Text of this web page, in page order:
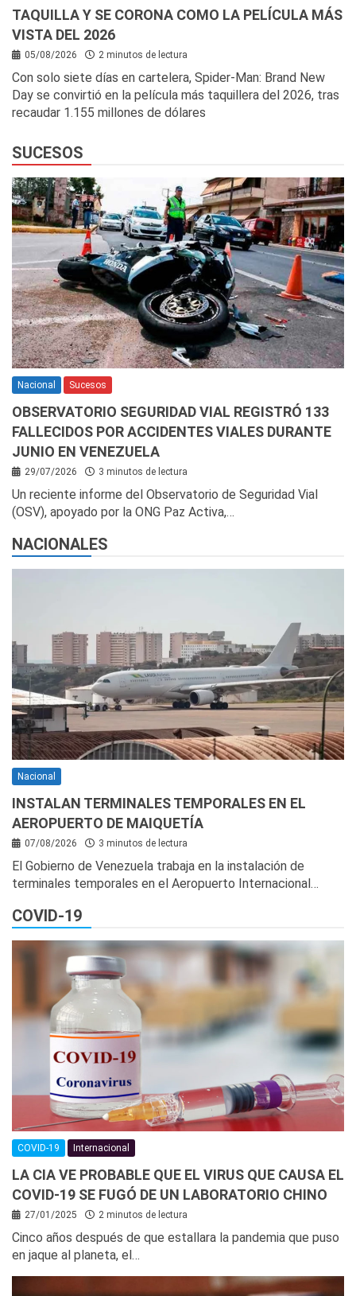
TAQUILLA Y SE CORONA COMO LA PELÍCULA MÁS
VISTA DEL 2026
05/08/2026 2 minutos de lectura
Con solo siete días en cartelera, Spider-Man: Brand New
Day se convirtió en la película más taquillera del 2026, tras
recaudar 1.155 millones de dólares
SUCESOS
Nacional Sucesos
OBSERVATORIO SEGURIDAD VIAL REGISTRÓ 133
FALLECIDOS POR ACCIDENTES VIALES DURANTE
JUNIO EN VENEZUELA
29/07/2026 3 minutos de lectura
Un reciente informe del Observatorio de Seguridad Vial
(OSV), apoyado por la ONG Paz Activa,…
NACIONALES
Nacional
INSTALAN TERMINALES TEMPORALES EN EL
AEROPUERTO DE MAIQUETÍA
07/08/2026 3 minutos de lectura
El Gobierno de Venezuela trabaja en la instalación de
terminales temporales en el Aeropuerto Internacional…
COVID-19
COVID-19 Internacional
LA CIA VE PROBABLE QUE EL VIRUS QUE CAUSA EL
COVID-19 SE FUGÓ DE UN LABORATORIO CHINO
27/01/2025 2 minutos de lectura
Cinco años después de que estallara la pandemia que puso
en jaque al planeta, el…